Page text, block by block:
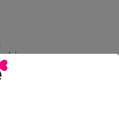
fois